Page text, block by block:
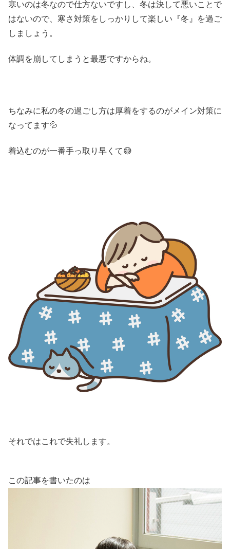
寒いのは冬なので仕方ないですし、冬は決して悪いことで
はないので、寒さ対策をしっかりして楽しい『冬』を過ご
しましょう。
体調を崩してしまうと最悪ですからね。
ちなみに私の冬の過ごし方は厚着をするのがメイン対策に
なってます💦
着込むのが一番手っ取り早くて😅
それではこれで失礼します。
この記事を書いたのは